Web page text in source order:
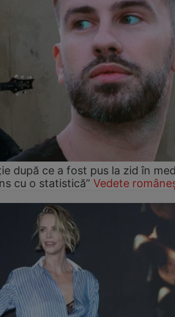
după ce a fost pus la zid în
cu o statistică” Vedete